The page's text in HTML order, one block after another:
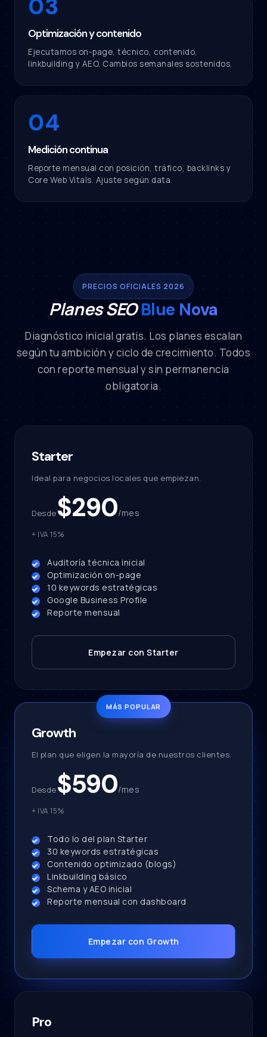
03
Optimización y contenido
Ejecutamos on-page, técnico, contenido,
linkbuilding y AEO. Cambios semanales sostenidos.
04
Medición continua
Reporte mensual con posición, tráfico, backlinks y
Core Web Vitals. Ajuste según data.
PRECIOS OFICIALES 2026
Planes SEOBlue Nova
Diagnóstico inicial gratis. Los planes escalan
según tu ambición y ciclo de crecimiento. Todos
con reporte mensual y sin permanencia
obligatoria.
Starter
Ideal para negocios locales que empiezan.
Desde$290/mes
+ IVA 15%
Auditoría técnica inicial
Optimización on-page
10 keywords estratégicas
Google Business Profile
Reporte mensual
Empezar con Starter
Growth
El plan que eligen la mayoría de nuestros clientes.
Desde$590/mes
+ IVA 15%
Todo lo del plan Starter
30 keywords estratégicas
Contenido optimizado (blogs)
Linkbuilding básico
Schema y AEO inicial
Reporte mensual con dashboard
Empezar con Growth
Pro